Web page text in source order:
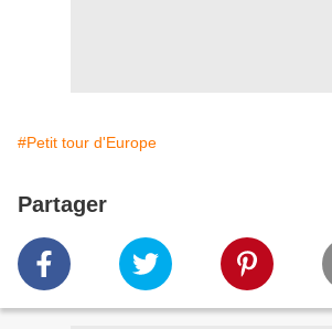
#Petit tour d'Europe
Partager